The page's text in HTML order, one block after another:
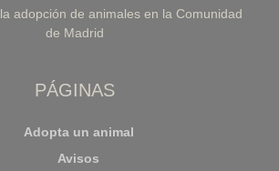
adopción de animales en la Comunidad
de Madrid
PÁGINAS
Adopta un animal
Avisos